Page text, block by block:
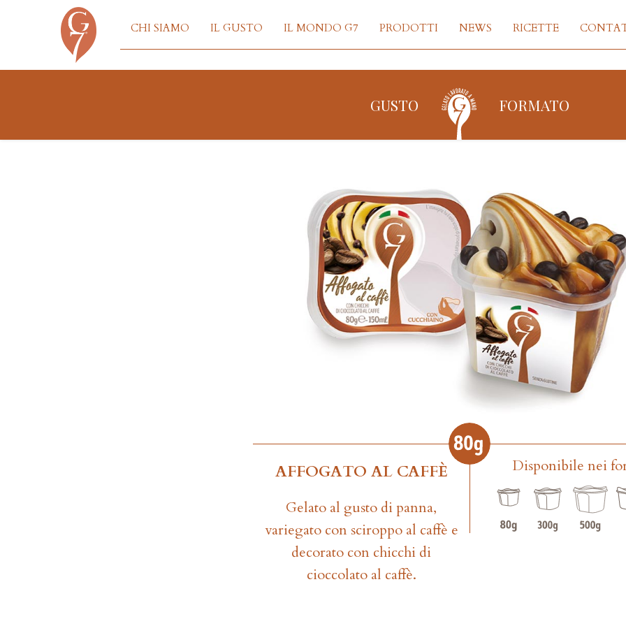
CHI SIAMO IL GUSTO IL MONDO G7 PRODOTTI NEWS RICETTE
GUSTO FORMATO
AFFOGATO AL CAFFÈ
Gelato al gusto di panna,
variegato con sciroppo al caffè e
decorato con chicchi di
cioccolato al caffè.
Disponibile nei